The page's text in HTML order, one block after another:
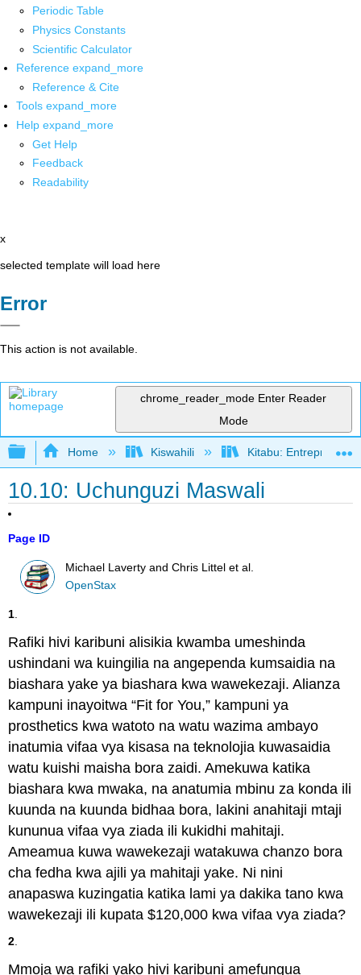
Periodic Table
Physics Constants
Scientific Calculator
Reference expand_more
Reference & Cite
Tools expand_more
Help expand_more
Get Help
Feedback
Readability
x
selected template will load here
Error
This action is not available.
chrome_reader_mode Enter Reader
Mode
Expand/collapse global hierarchy
Home Kiswahili Kitabu:
10.10: Uchunguzi Maswali
Page ID
Michael Laverty and Chris Littel et al.
OpenStax
1
Rafiki hivi karibuni alisikia kwamba umeshinda
ushindani wa kuingilia na angependa kumsaidia na
biashara yake ya biashara kwa wawekezaji. Alianza
kampuni inayoitwa “Fit for You,” kampuni ya
prosthetics kwa watoto na watu wazima ambayo
inatumia vifaa vya kisasa na teknolojia kuwasaidia
watu kuishi maisha bora zaidi. Amekuwa katika
biashara kwa mwaka, na anatumia mbinu za konda ili
kuunda na kuunda bidhaa bora, lakini anahitaji mtaji
kununua vifaa vya ziada ili kukidhi mahitaji.
Ameamua kuwa wawekezaji watakuwa chanzo bora
cha fedha kwa ajili ya mahitaji yake. Ni nini
anapaswa kuzingatia katika lami ya dakika tano kwa
wawekezaji ili kupata $120,000 kwa vifaa vya ziada?
2.
Mmoja wa rafiki yako hivi karibuni amefungua